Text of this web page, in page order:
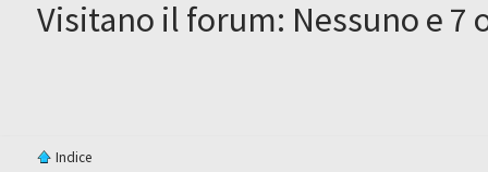
Visitano il forum: Nessuno e 7
Indice